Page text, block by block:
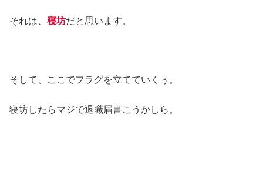
それは、 寝坊だと思います。
そして、ここでフラグを立てていくぅ。
寝坊したらマジで退職届書こうかしら。